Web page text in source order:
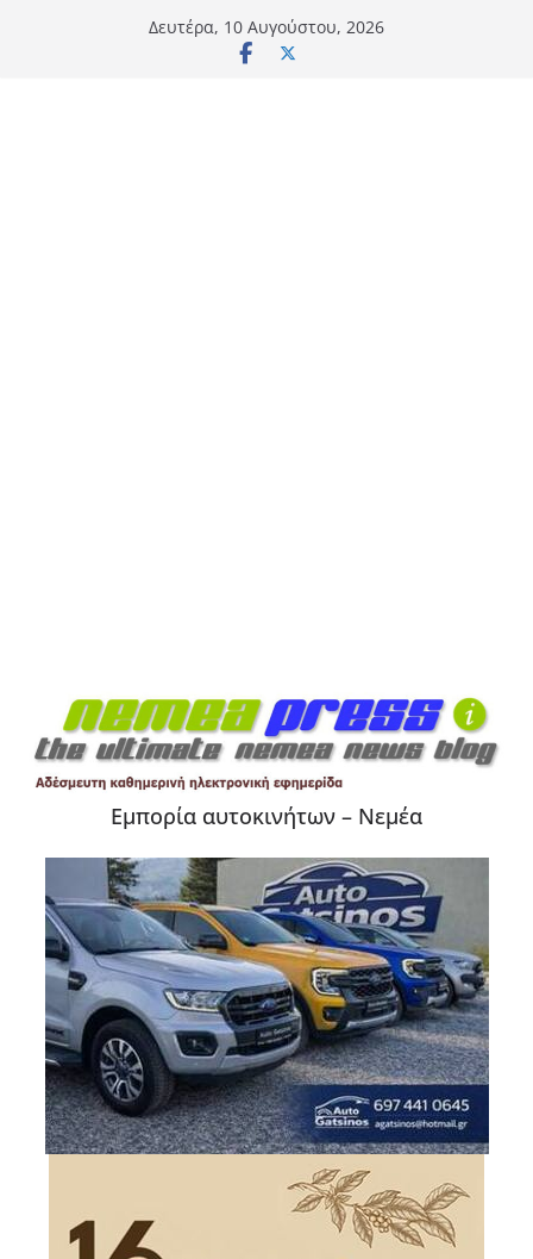
Δευτέρα, 10 Αυγούστου, 2026
Εμπορία αυτοκινήτων – Νεμέα